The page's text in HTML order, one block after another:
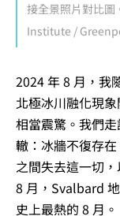
接全景照片對比
Institute /
2024 年 8 月，我
北極冰川融化現
相當震驚。我們
轍：冰牆不復存
之間失去這一切
8 月，Svalbard
史上最熱的 8 月。